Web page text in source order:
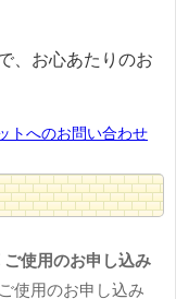
、お心あたりのお
トへのお問い合わせ
使用のお申し込み
使用のお申し込み